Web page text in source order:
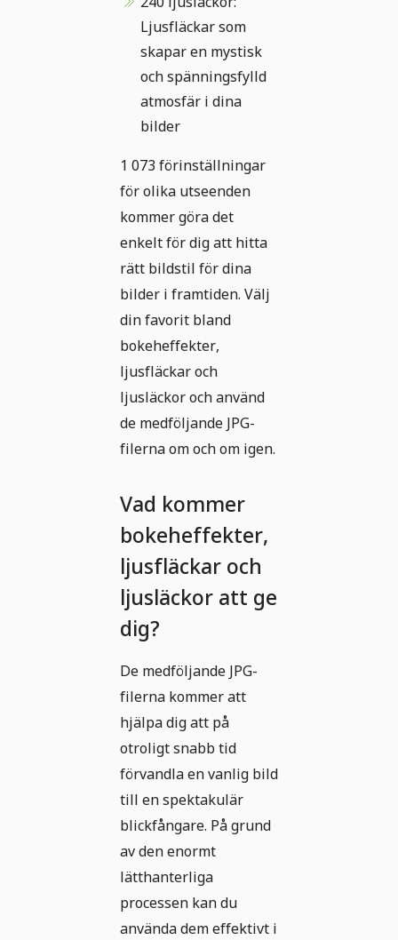
Ljusfläckar som
skapar en mystisk
och spänningsfylld
atmosfär i dina
bilder
1 073 förinställningar
för olika utseenden
kommer göra det
enkelt för dig att hitta
rätt bildstil för dina
bilder i framtiden. Välj
din favorit bland
bokeheffekter,
ljusfläckar och
ljusläckor och använd
de medföljande JPG-
filerna om och om igen.
Vad kommer
bokeheffekter,
ljusfläckar och
ljusläckor att ge
dig?
De medföljande JPG-
filerna kommer att
hjälpa dig att på
otroligt snabb tid
förvandla en vanlig bild
till en spektakulär
blickfångare. På grund
av den enormt
lätthanterliga
processen kan du
använda dem effektivt i